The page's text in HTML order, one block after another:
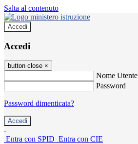
Salta al contenuto
Accedi
Accedi
button close ×
Nome Utente
Password
Password dimenticata?
-
Entra con SPID Entra con CIE